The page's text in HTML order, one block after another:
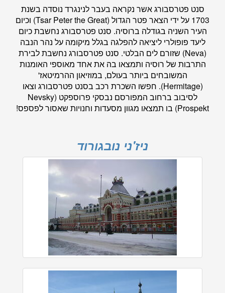
סנט פטרסבורג אשר נקראה בעבר לנינגרד נוסדה בשנת
1703 על ידי הצאר פטר הגדול (Tsar Peter the Great) וכיום
העיר השניה בגודלה ברוסיה. סנט פטרסבורג נחשבת כיום
ליעד פופולרי ליציאה להפלגה בגלל מיקומה על נהר הנבה
(Neva) שזורם לים הבלטי. סנט פטרסבורג נחשבת לבירת
התרבות של רוסיה ותמצאו בה את אחד מאוספי האומנות
המשובחים ביותר בעולם, במוזיאון ההרמיטאז'
(Hermitage). חפשו השכרת רכב בסנט פטרסבורג וצאו
לסיבוב ברחוב המפורסם נבסקי פרוספקט (Nevsky
Prospekt) בו תמצאו מגוון מסעדות וחנויות שאסור לפספס!
ניז'ני נובגורוד